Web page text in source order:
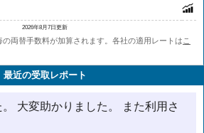
2026年8月7日更新
両替手数料が加算されます。各社の適用レートは こ
最近の受取レポート
大変助かりました。 また利用さ